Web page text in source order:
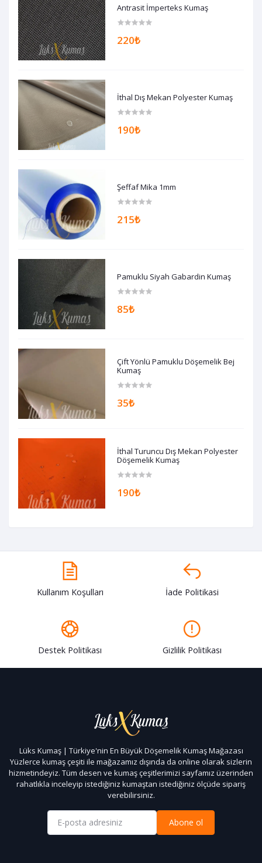
Antrasit İmperteks Kumaş
220₺
İthal Dış Mekan Polyester Kumaş
190₺
Şeffaf Mika 1mm
215₺
Pamuklu Siyah Gabardin Kumaş
85₺
Çift Yönlü Pamuklu Döşemelik Bej
Kumaş
35₺
İthal Turuncu Dış Mekan Polyester
Döşemelik Kumaş
190₺
Kullanım Koşulları İade Politikasi
Destek Politikası Gizlilik Politikası
Lüks Kumaş | Türkiye'nin En Büyük Döşemelik Kumaş Mağazası
Yüzlerce kumaş çeşiti ile mağazamız dışında da online olarak sizlerin
hizmetindeyiz. Tüm desen ve kumaş çeşitlerimizi sayfamız üzerinden
rahatlıkla inceleyip istediğiniz kumaştan istediğiniz ölçüde sipariş
verebilirsiniz.
Abone ol